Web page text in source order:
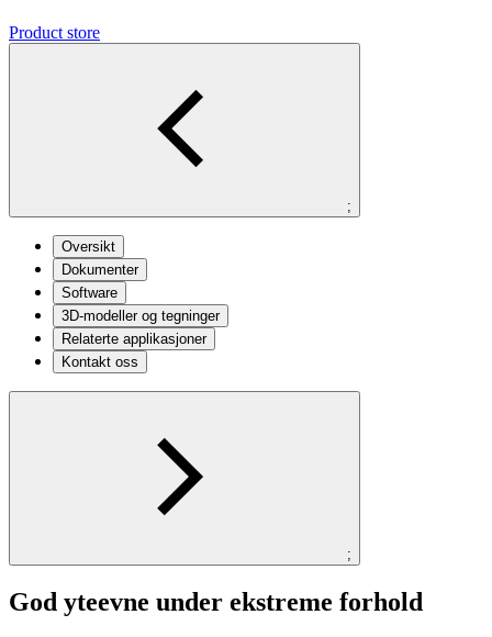
Product store
;
Oversikt
Dokumenter
Software
3D-modeller og tegninger
Relaterte applikasjoner
Kontakt oss
;
God yteevne under ekstreme forhold